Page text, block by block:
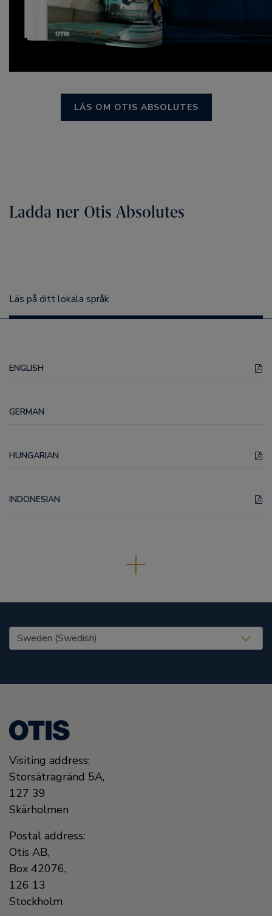
LÄS OM OTIS ABSOLUTES
Ladda ner Otis Absolutes
Läs på ditt lokala språk
ENGLISH
GERMAN
HUNGARIAN
INDONESIAN
United States (EN)
Visiting address:
Storsätragränd 5A,
127 39
Skärholmen
Postal address:
Otis AB,
Box 42076,
126 13
Stockholm